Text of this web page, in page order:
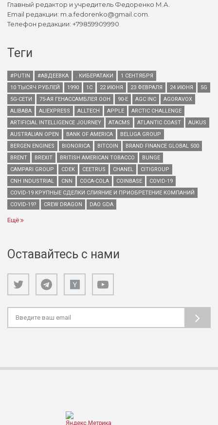
Главный редактор и учредитель Федоренко М.А.
Email редакции: m.a.fedorenko@gmail.com.
Телефон редакции: +79859909990
Теги
#PUTIN #АВДЕЕВКА . КИБЕРАТАКИ
1 СЕНТЯБРЯ
10 ТЫСЯЧ РУБЛЕЙ
1990 1С 22 ИЮНЯ 23 ФЕВРАЛЯ 24 ИЮНЯ
5G
5G-СЕТИ
75-АЯ ГЕНАССАМБЛЕЯ ООН 90-Е AGC INC
AGORAVOX
ALIBABA
ALIEXPRESS ALLTECH APPLE
ARCTIC CHALLENGE
ARTIFICIAL INTELLIGENCE JOURNEY
ATACMS ATLANTIC COAST
AUKUS
AUSTRALIAN OPEN
BANK OF AMERICA
BELUGA GROUP
BERGEN ENGINES
BIONORICA BITCOIN
BRAND FINANCE GLOBAL 500
BRENT
BREXIT BRITISH AMERICAN TOBACCO
BUNGE
CAMPARI GROUP
CDEK CEETRUS CHANEL
CITIGROUP
CNH INDUSTRIAL
CNN COCA-COLA COINBASE
COVID-19
COVID-19 КРУПНЫЕ СДЕЛКИ СЛИЯНИЕ И ПРИОБРЕТЕНИЕ КОМПАНИЙ
COVID-19?
CREW DRAGON DAO GDA
Ещё
Оставайтесь с нами